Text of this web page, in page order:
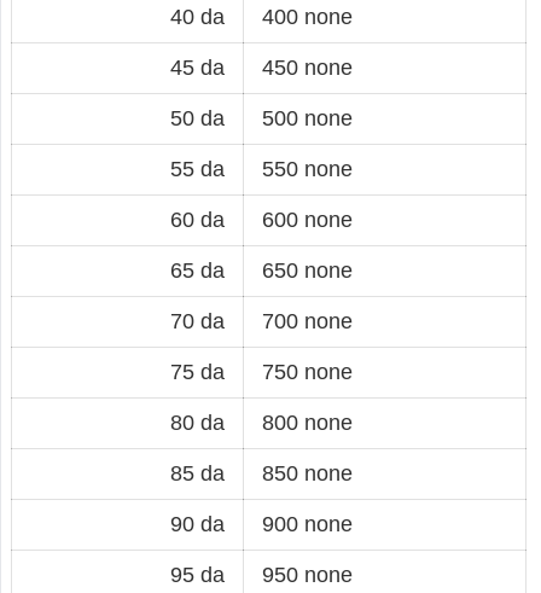
40 da 400 none
45 da 450 none
50 da 500 none
55 da 550 none
60 da 600 none
65 da 650 none
70 da 700 none
75 da 750 none
80 da 800 none
85 da 850 none
90 da 900 none
95 da 950 none